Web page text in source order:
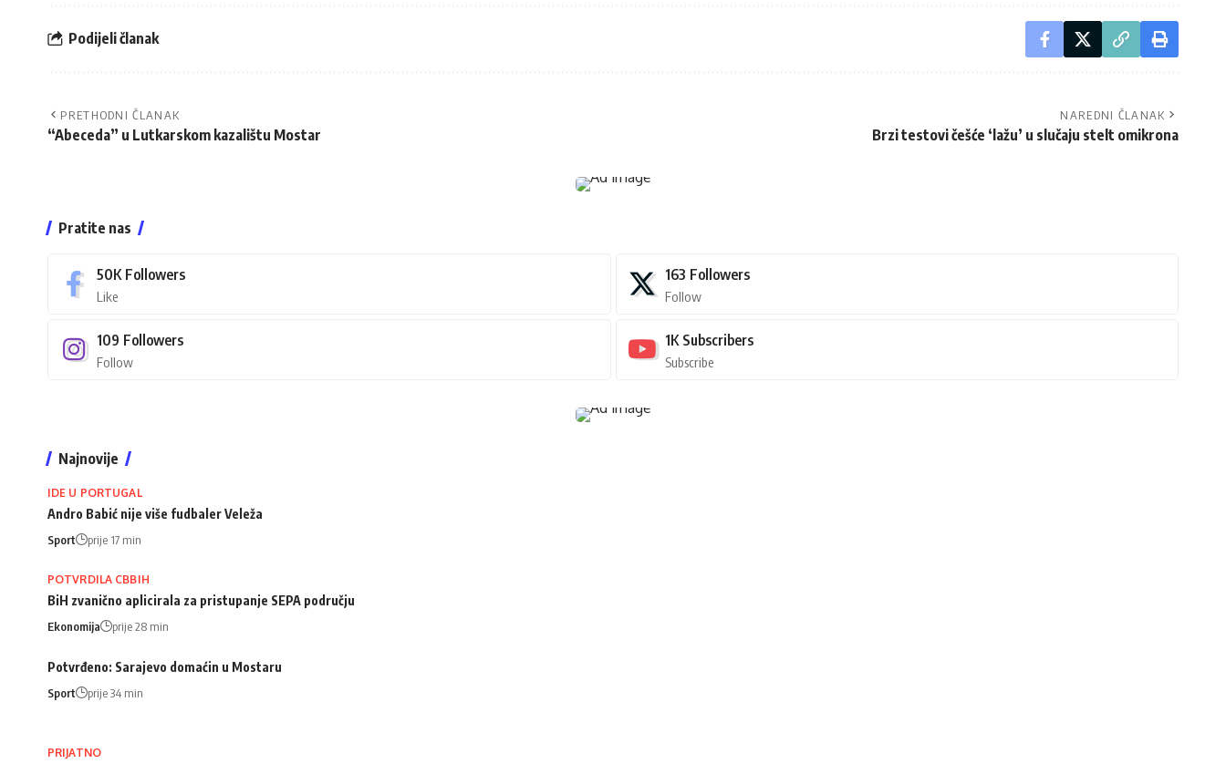
Podijeli članak
PRETHODNI ČLANAK
“Abeceda” u Lutkarskom kazalištu Mostar
NAREDNI ČLANAK
Brzi testovi češće ‘lažu’ u slučaju stelt omikrona
Pratite nas
50K Followers
Like
163 Followers
Follow
109 Followers
Follow
1K Subscribers
Subscribe
Najnovije
IDE U PORTUGAL
Andro Babić nije više fudbaler Veleža
Sport prije 17 min
POTVRDILA CBBIH
BiH zvanično aplicirala za pristupanje SEPA području
Ekonomija prije 28 min
Potvrđeno: Sarajevo domaćin u Mostaru
Sport prije 34 min
PRIJATNO